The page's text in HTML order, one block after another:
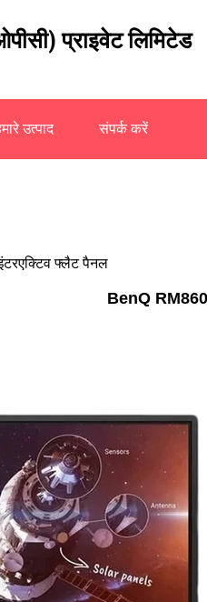
प्राइवेट लिमिटेड
उत्पाद संपर्क करें
फ्लैट पैनल
BenQ